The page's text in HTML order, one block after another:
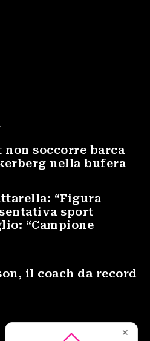
non soccorre barca
nella bufera
“Figura
sport
“Campione
il coach da record
✕